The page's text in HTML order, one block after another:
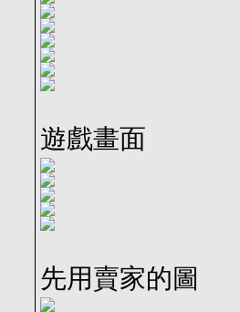
遊戲畫面
先用賣家的圖